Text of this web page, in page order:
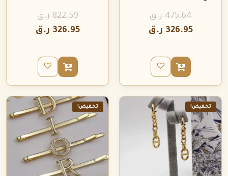
475.64 ر.ق
326.95 ر.ق
822.59 ر.ق
326.95 ر.ق
تخفيض! تخفيض!